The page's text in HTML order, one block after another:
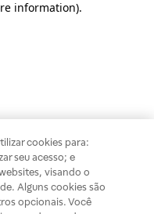
information).
cookies para:
seu acesso; e
visando o
Alguns cookies são
opcionais. Você